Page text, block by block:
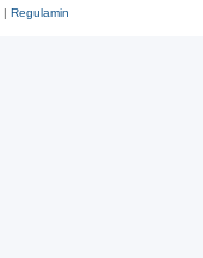
| Regulamin